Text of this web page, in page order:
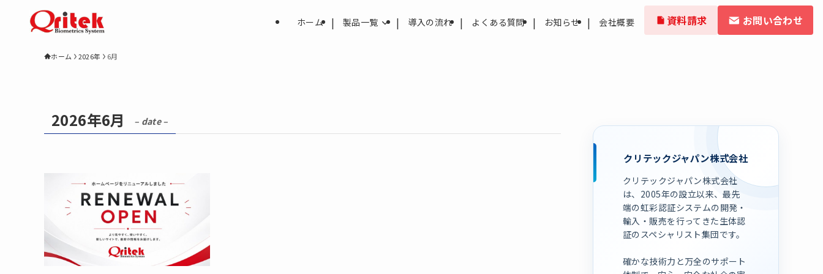
ホーム 製品一覧 導入の流れ よくある質問 お知らせ 会社概要 資料請求 お問い合わせ
ホーム 2026年 6月
2026年6月 – date –
クリテックジャパン株式会社
クリテックジャパン株式会社
は、2005年の設立以来、最先
端の虹彩認証システムの開発・
輸入・販売を行ってきた生体認
証のスペシャリスト集団です。
確かな技術力と万全のサポート